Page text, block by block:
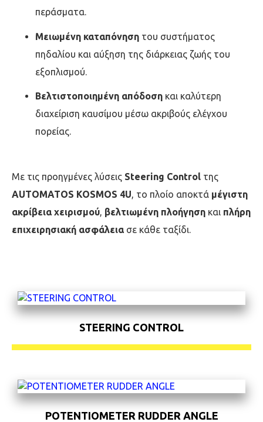
περάσματα.
Μειωμένη καταπόνηση του συστήματος
πηδαλίου και αύξηση της διάρκειας ζωής του
εξοπλισμού.
Βελτιστοποιημένη απόδοση και καλύτερη
διαχείριση καυσίμου μέσω ακριβούς ελέγχου
πορείας.
Με τις προηγμένες λύσεις Steering Control της
AUTOMATOS KOSMOS 4U, το πλοίο αποκτά μέγιστη
ακρίβεια χειρισμού, βελτιωμένη πλοήγηση και πλήρη
επιχειρησιακή ασφάλειασε κάθε ταξίδι.
STEERING CONTROL
POTENTIOMETER RUDDER ANGLE